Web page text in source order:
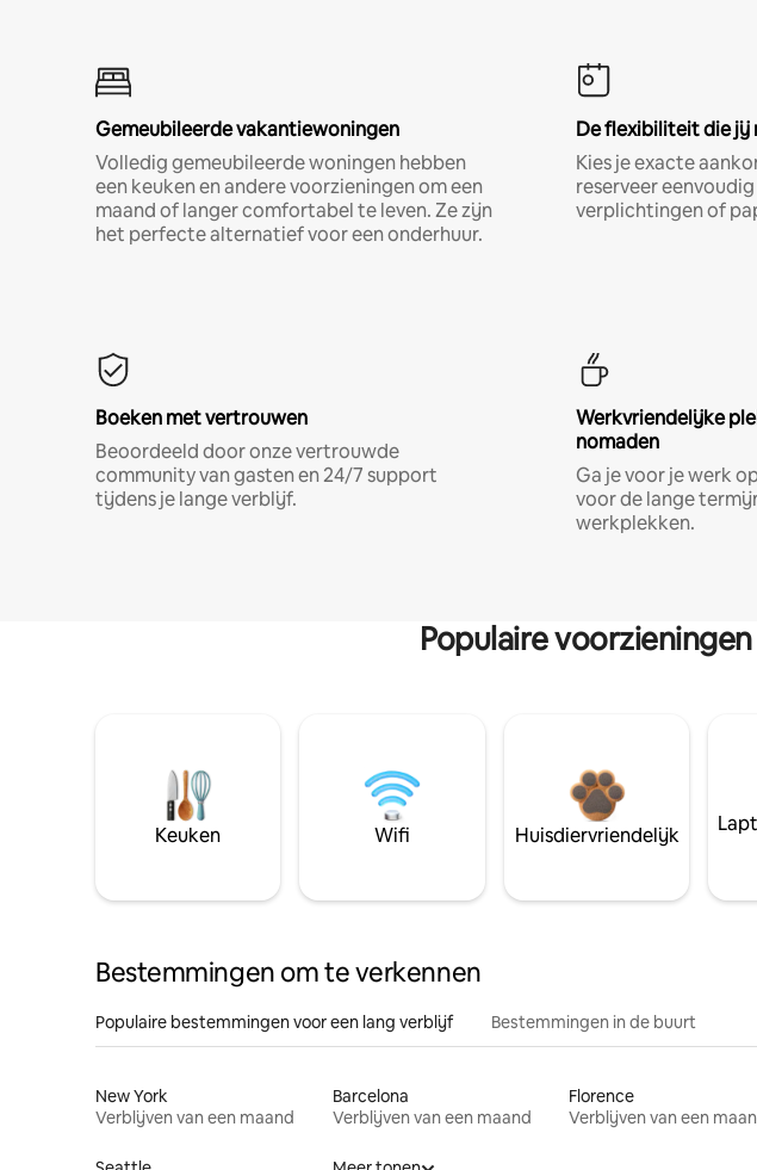
Gemeubileerde vakantiewoningen
Volledig gemeubileerde woningen hebben
een keuken en andere voorzieningen om een
maand of langer comfortabel te leven. Ze zijn
het perfecte alternatief voor een onderhuur.
De flexibiliteit die jij
Kies je exacte
reserveer
verplichtingen of
Boeken met vertrouwen
Beoordeeld door onze vertrouwde
community van gasten en 24/7 support
tijdens je lange verblijf.
Werkvriendelijke
nomaden
Ga je voor je werk
voor de lange
werkplekken.
Populaire
Keuken Wifi Huisdiervriendelijk
Bestemmingen om te verkennen
Populaire bestemmingen voor een lang verblijf Bestemmingen in de buurt
New York
Verblijven van een maand
Barcelona
Verblijven van een maand
Florence
Verblijven van een